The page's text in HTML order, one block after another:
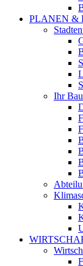
PLANEN &
Ihr